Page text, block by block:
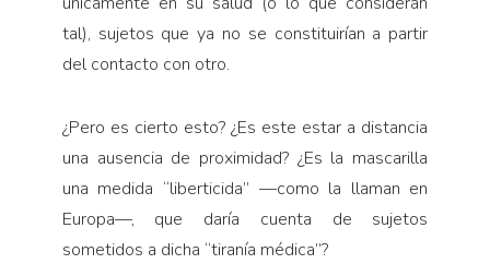
tal), sujetos que ya no se constituirían a partir
del contacto con otro.
¿Pero es cierto esto? ¿Es este estar a distancia
una ausencia de proximidad? ¿Es la mascarilla
una medida “liberticida” —como la llaman en
Europa—, que daría cuenta de sujetos
sometidos a dicha “tiranía médica”?